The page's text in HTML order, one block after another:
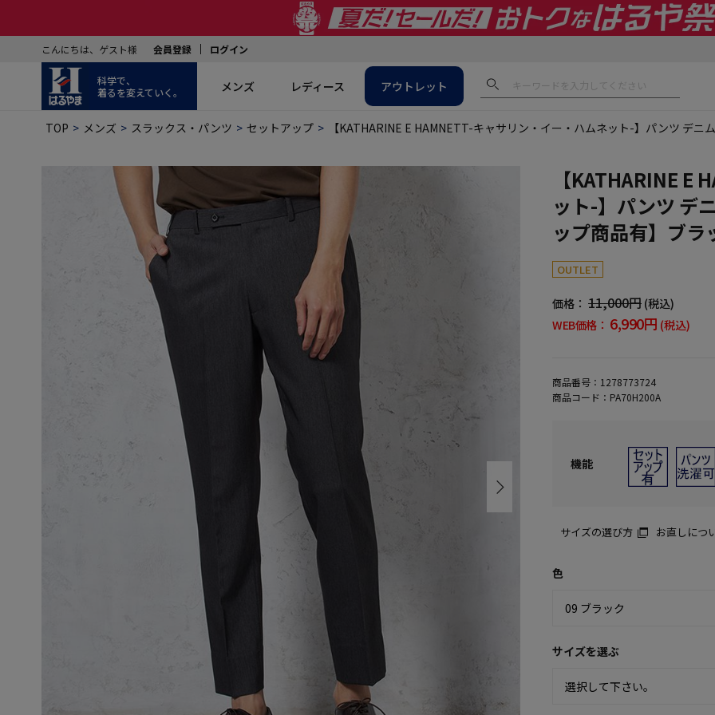
こんにちは、ゲスト様 会員登録 ログイン
科学で、
着るを変えていく。
メンズ レディース アウトレット
TOP メンズ スラックス・パンツ セットアップ 【KATHARINE E HAMNETT-キャサリン・イー・ハムネット-】パンツ デ
【KATHARINE E
ット-】パンツ デ
ップ商品有】ブラ
OUTLET
価格： 11,000円 (税込)
WEB価格： 6,990円 (税込)
商品番号： 1278773724
商品コード： PA70H200A
機能
サイズの選び方 お直しにつ
色
サイズを選ぶ